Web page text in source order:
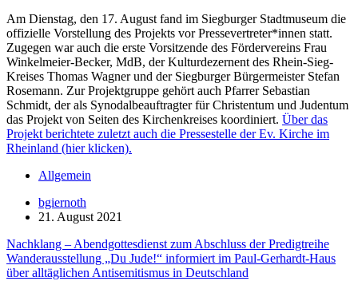
Am Dienstag, den 17. August fand im Siegburger Stadtmuseum die
offizielle Vorstellung des Projekts vor Pressevertreter*innen statt.
Zugegen war auch die erste Vorsitzende des Fördervereins Frau
Winkelmeier-Becker, MdB, der Kulturdezernent des Rhein-Sieg-
Kreises Thomas Wagner und der Siegburger Bürgermeister Stefan
Rosemann. Zur Projektgruppe gehört auch Pfarrer Sebastian
Schmidt, der als Synodalbeauftragter für Christentum und Judentum
das Projekt von Seiten des Kirchenkreises koordiniert. Über das
Projekt berichtete zuletzt auch die Pressestelle der Ev. Kirche im
Rheinland (hier klicken).
Allgemein
bgiernoth
21. August 2021
Beitragsnavigation
Nachklang – Abendgottesdienst zum Abschluss der Predigtreihe
Wanderausstellung „Du Jude!“ informiert im Paul-Gerhardt-Haus
über alltäglichen Antisemitismus in Deutschland